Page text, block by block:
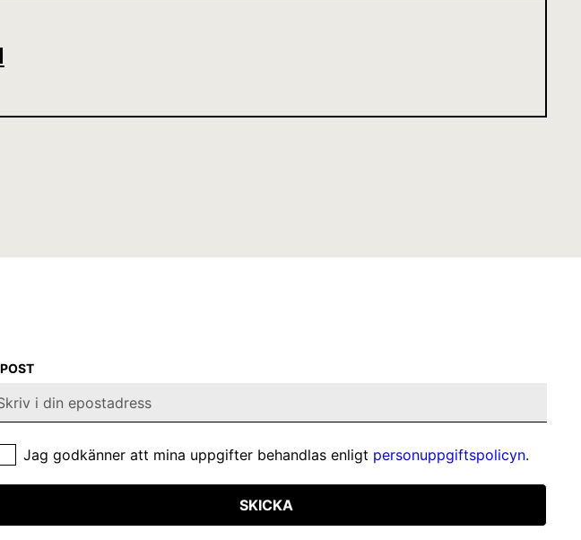
Jag godkänner att mina uppgifter behandlas enligt personuppgiftspolicyn.
SKICKA